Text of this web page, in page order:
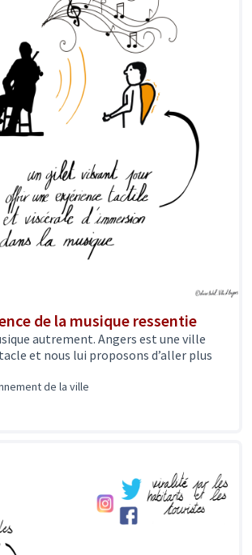
de la musique ressentie
autrement. Angers est une ville
et nous lui proposons d’aller plus
de la ville